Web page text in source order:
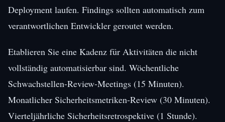
Deployment laufen. Findings sollten automatisch zum
verantwortlichen Entwickler geroutet werden.
Etablieren Sie eine Kadenz für Aktivitäten die nicht
vollständig automatisierbar sind. Wöchentliche
Schwachstellen-Review-Meetings (15 Minuten).
Monatlicher Sicherheitsmetriken-Review (30 Minuten).
Vierteljährliche Sicherheitsretrospektive (1 Stunde).